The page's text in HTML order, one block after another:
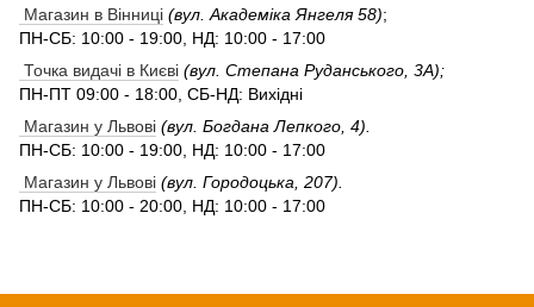
Магазин в Вінниці (вул. Академіка Янгеля 58);
ПН-СБ: 10:00 - 19:00, НД: 10:00 - 17:00
Точка видачі в Києві (вул. Степана Руданського, 3А);
ПН-ПТ 09:00 - 18:00, СБ-НД: Вихідні
Магазин у Львові (вул. Богдана Лепкого, 4).
ПН-СБ: 10:00 - 19:00, НД: 10:00 - 17:00
Магазин у Львові (вул. Городоцька, 207).
ПН-СБ: 10:00 - 20:00, НД: 10:00 - 17:00